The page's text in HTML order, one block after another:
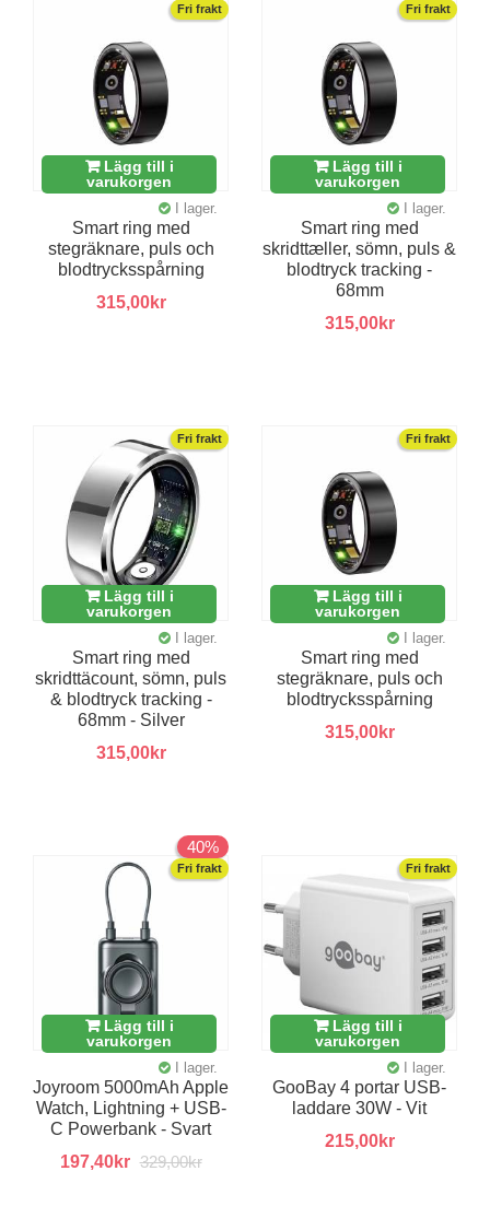
Fri frakt
Lägg till i
varukorgen
I lager.
Smart ring med
stegräknare, puls och
blodtrycksspårning
315,00kr
Fri frakt
Lägg till i
varukorgen
I lager.
Smart ring med
skridttæller, sömn, puls &
blodtryck tracking -
68mm
315,00kr
Fri frakt
Lägg till i
varukorgen
I lager.
Smart ring med
skridttäcount, sömn, puls
& blodtryck tracking -
68mm - Silver
315,00kr
Fri frakt
Lägg till i
varukorgen
I lager.
Smart ring med
stegräknare, puls och
blodtrycksspårning
315,00kr
40%
Fri frakt
Lägg till i
varukorgen
I lager.
Joyroom 5000mAh Apple
Watch, Lightning + USB-
C Powerbank - Svart
197,40kr 329,00kr
Fri frakt
Lägg till i
varukorgen
I lager.
GooBay 4 portar USB-
laddare 30W - Vit
215,00kr